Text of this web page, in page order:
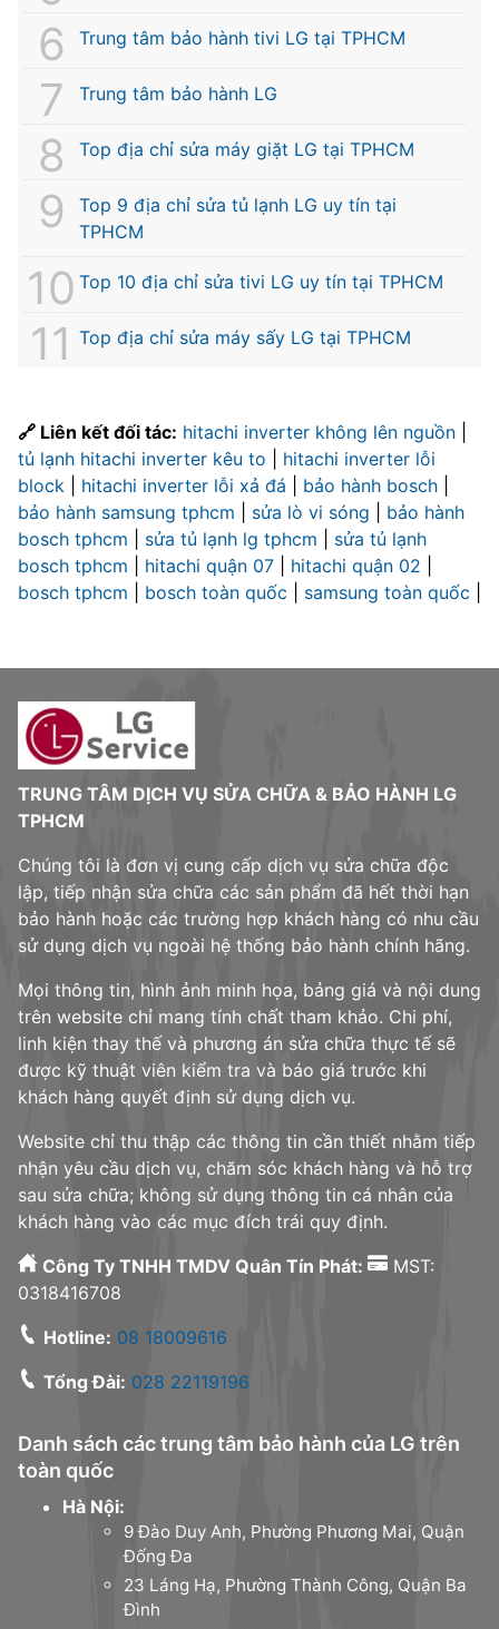
Trung tâm bảo hành tivi LG tại TPHCM
Trung tâm bảo hành LG
Top địa chỉ sửa máy giặt LG tại TPHCM
Top 9 địa chỉ sửa tủ lạnh LG uy tín tại
TPHCM
Top 10 địa chỉ sửa tivi LG uy tín tại TPHCM
Top địa chỉ sửa máy sấy LG tại TPHCM
🔗 Liên kết đối tác: hitachi inverter không lên nguồn
tủ lạnh hitachi inverter kêu to
hitachi inverter lỗi
block
hitachi inverter lỗi xả đá bảo hành bosch
bảo hành samsung tphcm
sửa lò vi sóng
bảo hành
bosch tphcm
sửa tủ lạnh lg tphcm
sửa tủ lạnh
bosch tphcm
hitachi quận 07 hitachi quận 02
bosch tphcm
bosch toàn quốc samsung toàn quốc
TRUNG TÂM DỊCH VỤ SỬA CHỮA & BẢO HÀNH LG
TPHCM
Chúng tôi là đơn vị cung cấp dịch vụ sửa chữa độc
lập, tiếp nhận sửa chữa các sản phẩm đã hết thời hạn
bảo hành hoặc các trường hợp khách hàng có nhu cầu
sử dụng dịch vụ ngoài hệ thống bảo hành chính hãng.
Mọi thông tin, hình ảnh minh họa, bảng giá và nội dung
trên website chỉ mang tính chất tham khảo. Chi phí,
linh kiện thay thế và phương án sửa chữa thực tế sẽ
được kỹ thuật viên kiểm tra và báo giá trước khi
khách hàng quyết định sử dụng dịch vụ.
Website chỉ thu thập các thông tin cần thiết nhằm tiếp
nhận yêu cầu dịch vụ, chăm sóc khách hàng và hỗ trợ
sau sửa chữa; không sử dụng thông tin cá nhân của
khách hàng vào các mục đích trái quy định.
Công Ty TNHH TMDV Quân Tín Phát:
MST:
0318416708
Hotline: 08 18009616
Tổng Đài: 028 22119196
Danh sách các trung tâm bảo hành của LG trên
toàn quốc
Hà Nội:
9 Đào Duy Anh, Phường Phương Mai, Quận
Đống Đa
23 Láng Hạ, Phường Thành Công, Quận Ba
Đình